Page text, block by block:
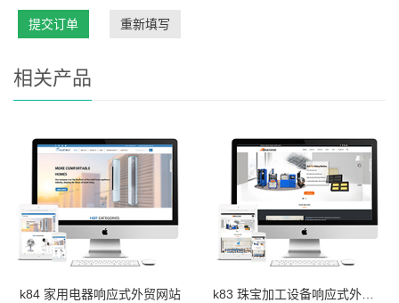
提交订单 重新填写
相关产品
k84 家用电器响应式外贸网站